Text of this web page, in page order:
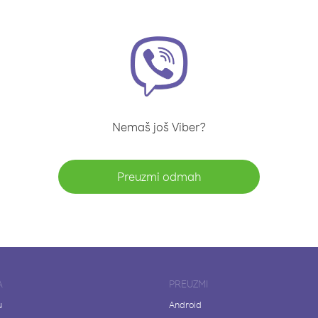
Nemaš još Viber?
Preuzmi odmah
PREUZMI
Android